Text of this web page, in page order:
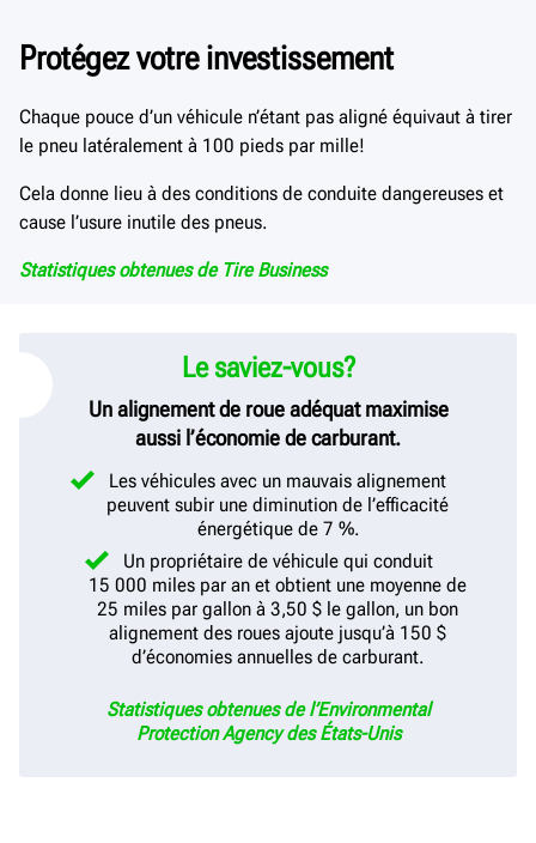
Protégez votre investissement
Chaque pouce d’un véhicule n’étant pas aligné équivaut à tirer
le pneu latéralement à 100 pieds par mille!
Cela donne lieu à des conditions de conduite dangereuses et
cause l’usure inutile des pneus.
Statistiquesobtenues de Tire Business
Le saviez-vous?
Un alignement de roue adéquat maximise
aussi l’économie de carburant.
Les véhicules avec un mauvais alignement
peuvent subir une diminution de l’efficacité
énergétique de 7 %.
Un propriétaire de véhicule qui conduit
15 000 miles par an et obtient une moyenne de
25 miles par gallon à 3,50 $ le gallon, un bon
alignement des roues ajoute jusqu’à 150 $
d’économies annuelles de carburant.
Statistiquesobtenues de l’Environmental
Protection Agency des États-Unis